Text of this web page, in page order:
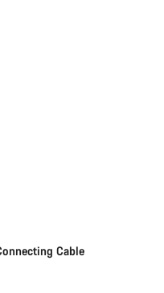
Cable